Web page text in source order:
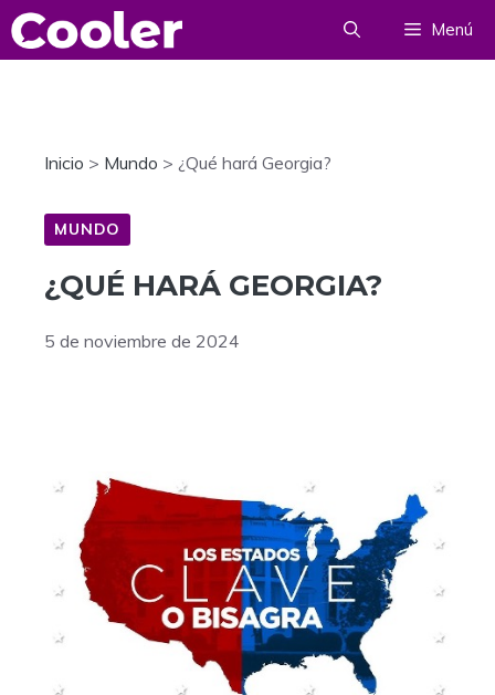
Saltar
al
Menú
Inicio > Mundo > ¿Qué hará Georgia?
MUNDO
¿QUÉ HARÁ GEORGIA?
5 de noviembre de 2024